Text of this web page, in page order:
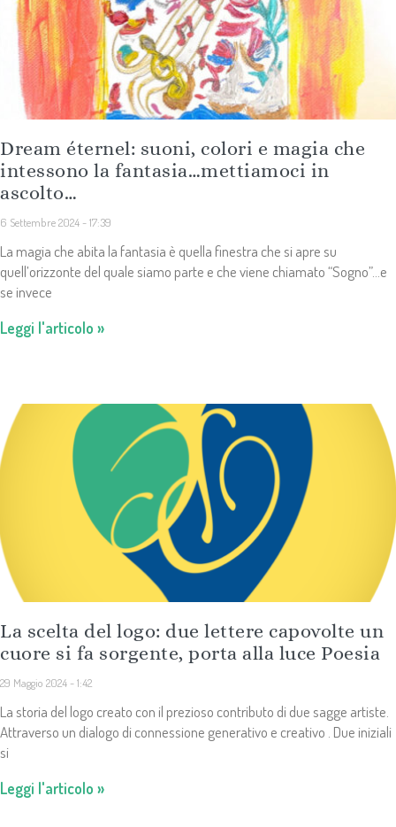
Dream éternel: suoni, colori e magia che
intessono la fantasia…mettiamoci in
ascolto…
6 Settembre 2024 17:39
La magia che abita la fantasia è quella finestra che si apre su
quell’orizzonte del quale siamo parte e che viene chiamato “Sogno”…e
se invece
Leggi l'articolo »
La scelta del logo: due lettere capovolte un
cuore si fa sorgente, porta alla luce Poesia
29 Maggio 2024 1:42
La storia del logo creato con il prezioso contributo di due sagge artiste.
Attraverso un dialogo di connessione generativo e creativo . Due iniziali
si
Leggi l'articolo »